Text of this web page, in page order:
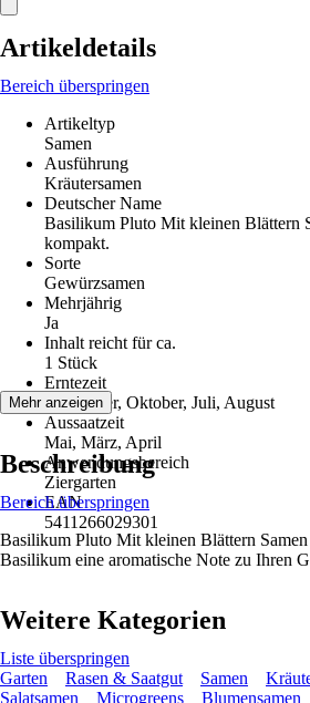
Artikeldetails
Bereich überspringen
Artikeltyp
Samen
Ausführung
Kräutersamen
Deutscher Name
Basilikum Pluto Mit kleinen Blättern
kompakt.
Sorte
Gewürzsamen
Mehrjährig
Ja
Inhalt reicht für ca.
1 Stück
Erntezeit
September, Oktober, Juli, August
Aussaatzeit
Mai, März, April
Anwendungsbereich
Ziergarten
EAN
5411266029301
Mehr anzeigen
Beschreibung
Bereich überspringen
Basilikum Pluto Mit kleinen Blättern
Basilikum eine aromatische Note zu Ihren
Weitere Kategorien
Liste überspringen
Garten
Rasen & Saatgut Samen
Salatsamen
Microgreens Blumensamen